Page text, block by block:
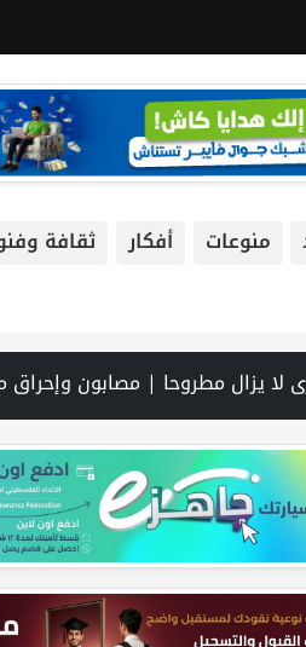
منوعات أفكار ثقافة
بيت لحم… ليست بسبب الاحتلال وحده! بقلم اليس قيسية | الاتحاد الفلسطيني للشطرنج يختتم